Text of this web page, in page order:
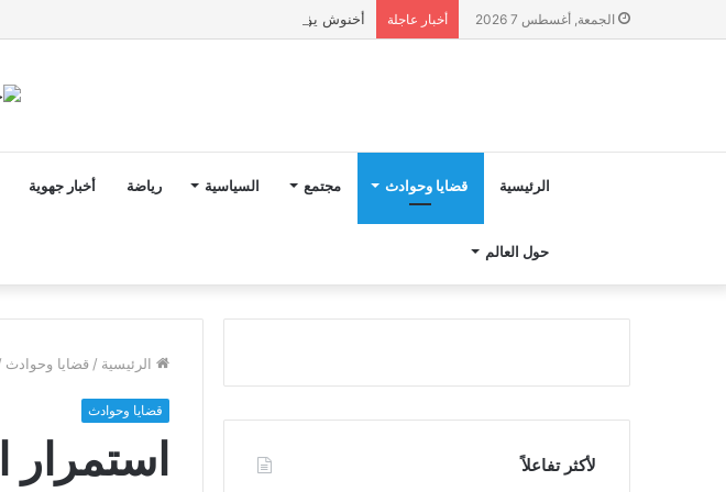
الجمعة, أغسطس 7 2026 أخبار عاجلة أخنوش يؤكد في المذكرة التوجيهية حول ميزانية 2027 أن ثوابت العدالة الاجتماعية والمجالية خيار استراتيجي للبلاد
الرئيسية قضايا وحوادث مجتمع السياسية رياضة أخبار جهوية
حول العالم
الرئيسية / قضايا وحوادث
قضايا وحوادث
استمرار
لأكثر تفاعلاً